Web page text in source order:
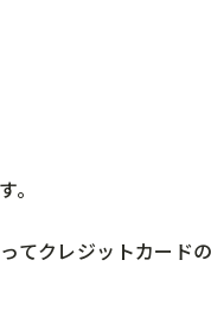
。
てクレジットカード